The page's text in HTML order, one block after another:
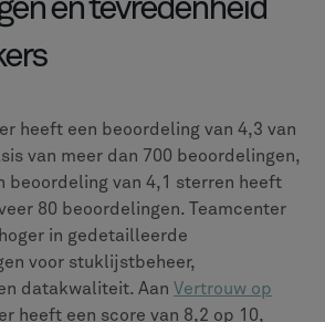
beoordelingen om u
te definiëren en de oplossing te
bij uw bedrijfsdoelstellingen past.
creëren van gedetailleerde
het ontwerpen van robuuste
Door ons te concentreren op
adoptie en uitgebreide training,
uw team de volledige kracht van
PLM-systeem kan benutten.